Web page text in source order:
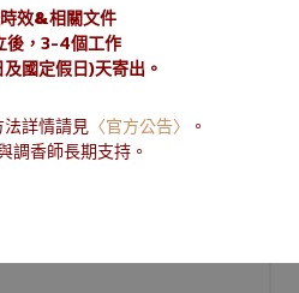
220
效&相關文件
後，3-4個工作
國定假日)天寄出。
詳情請見 〈官方公告〉
。
調香師長期支持。